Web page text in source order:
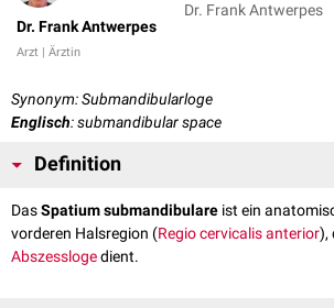
Dr. Frank Antwerpes
Arzt | Ärztin
Dr. Frank Antwerpes
Synonym: Submandibularloge
Englisch: submandibular space
Definition
DasSpatium submandibulare ist ein
vorderen Halsregion (Regio cervicalis anterior),
Abszesslogedient.